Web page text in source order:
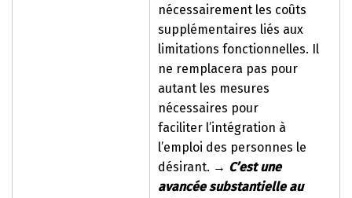
nécessairement les coûts
supplémentaires liés aux
limitations fonctionnelles. Il
ne remplacera pas pour
autant les mesures
nécessaires pour
faciliter l’intégration à
l’emploi des personnes le
désirant. → C’est une
avancée substantielle au